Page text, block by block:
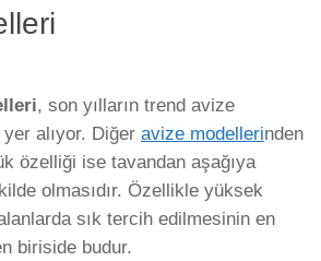
, son yılların trend avize
alıyor. Diğer avize modellerinden
özelliği ise tavandan aşağıya
olmasıdır. Özellikle yüksek
sık tercih edilmesinin en
biriside budur.